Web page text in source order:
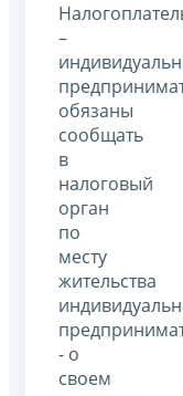
–
обязаны
сообщать
в
налоговый
орган
по
месту
жительства
- о
своем